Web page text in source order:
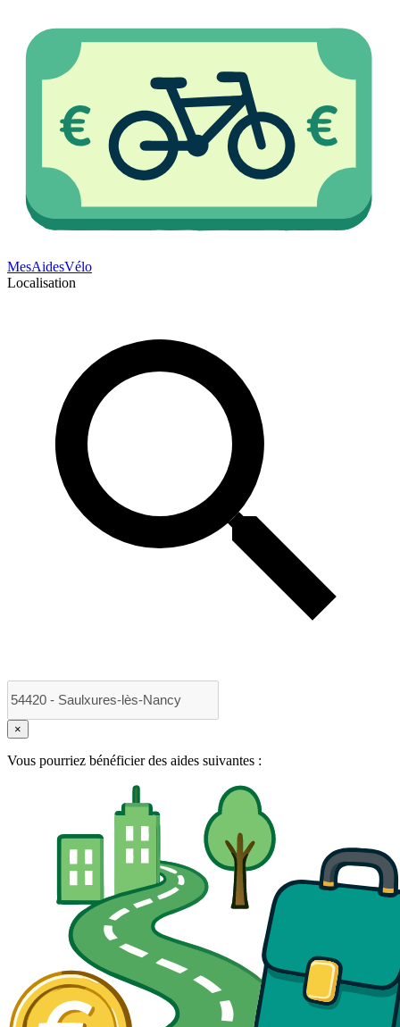
MesAidesVélo
Localisation
×
Vous pourriez bénéficier des aides suivantes :